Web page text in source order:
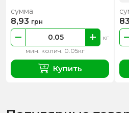
мин. колич. 0.05кг
кг
сумма
8,93 грн
Купить